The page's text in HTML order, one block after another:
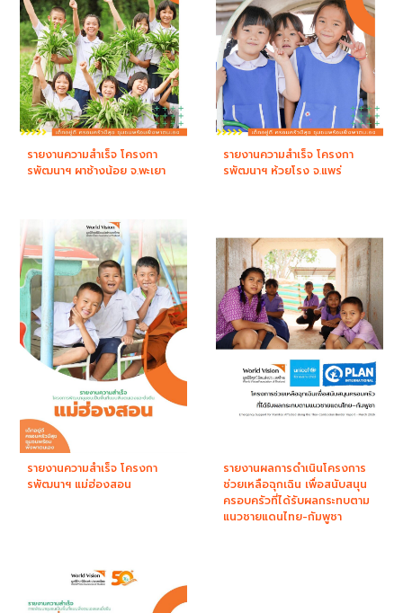
รายงานความสำเร็จ โครงกา
รพัฒนาฯ ผาช้างน้อย จ.พะเยา
รายงานความสำเร็จ โครงกา
รพัฒนาฯ ห้วยโรง จ.แพร่
รายงานความสำเร็จ โครงกา
รพัฒนาฯ แม่ฮ่องสอน
รายงานผลการดำเนินโครงการ
ช่วยเหลือฉุกเฉิน เพื่อสนับสนุน
ครอบครัวที่ได้รับผลกระทบตาม
แนวชายแดนไทย-กัมพูชา